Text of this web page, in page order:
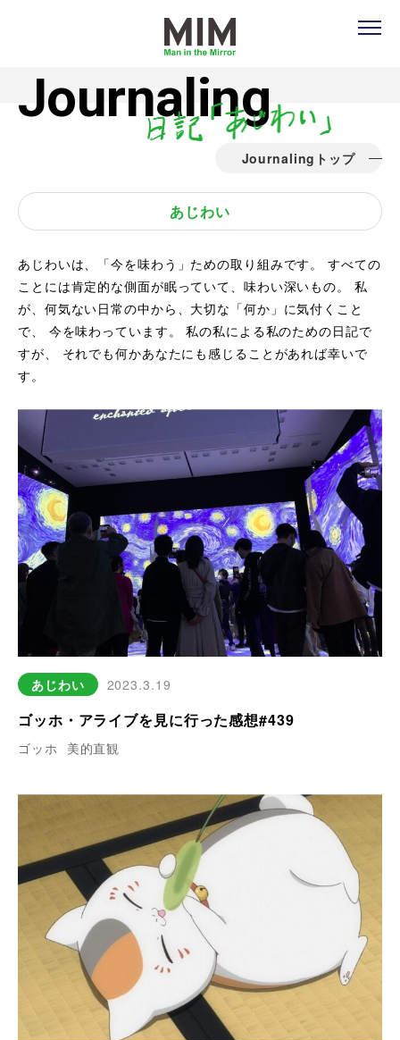
Journaling
Journalingトップ
あじわい
あじわいは、「今を味わう」ための取り組みです。 すべての
ことには肯定的な側面が眠っていて、味わい深いもの。 私
が、何気ない日常の中から、 大切な「何か」に気付くこと
で、 今を味わっています。 私の私による私のための日記で
すが、 それでも何かあなたにも感じることがあれば幸いで
す。
あじわい 2023.3.19
ゴッホ・アライブを見に行った感想#439
ゴッホ 美的直観